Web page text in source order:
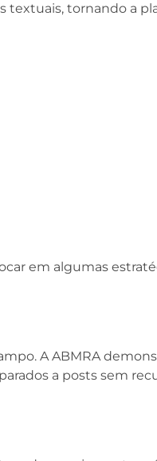
tornando a
em algumas
A ABMRA
a posts sem